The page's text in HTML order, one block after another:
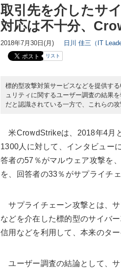
取引先を介したサ
対応は不十分、
2018年7月30日(月) 日川 佳三（IT
リスト
標的型攻撃対策サービスなどを提供す
ュリティに関するユーザー調査の結果
だと認識されている一方で、これらの
米CrowdStrikeは、2018年4月
1300人に対して、インタビュー
答者の57％がマルウェア攻撃を
を、回答者の33％がサプライチ
サプライチェーン攻撃とは、
などを介在した標的型のサイバ
信用などを利用して、本来のタ
ユーザー調査の結論として、